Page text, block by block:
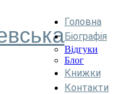
Головна
Біографія
Відгуки
Блог
Книжки
Контакти